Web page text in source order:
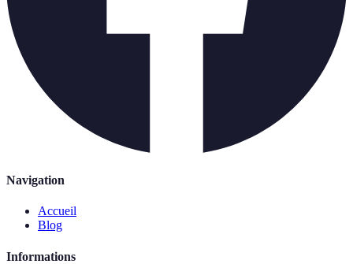
Navigation
Accueil
Blog
Informations